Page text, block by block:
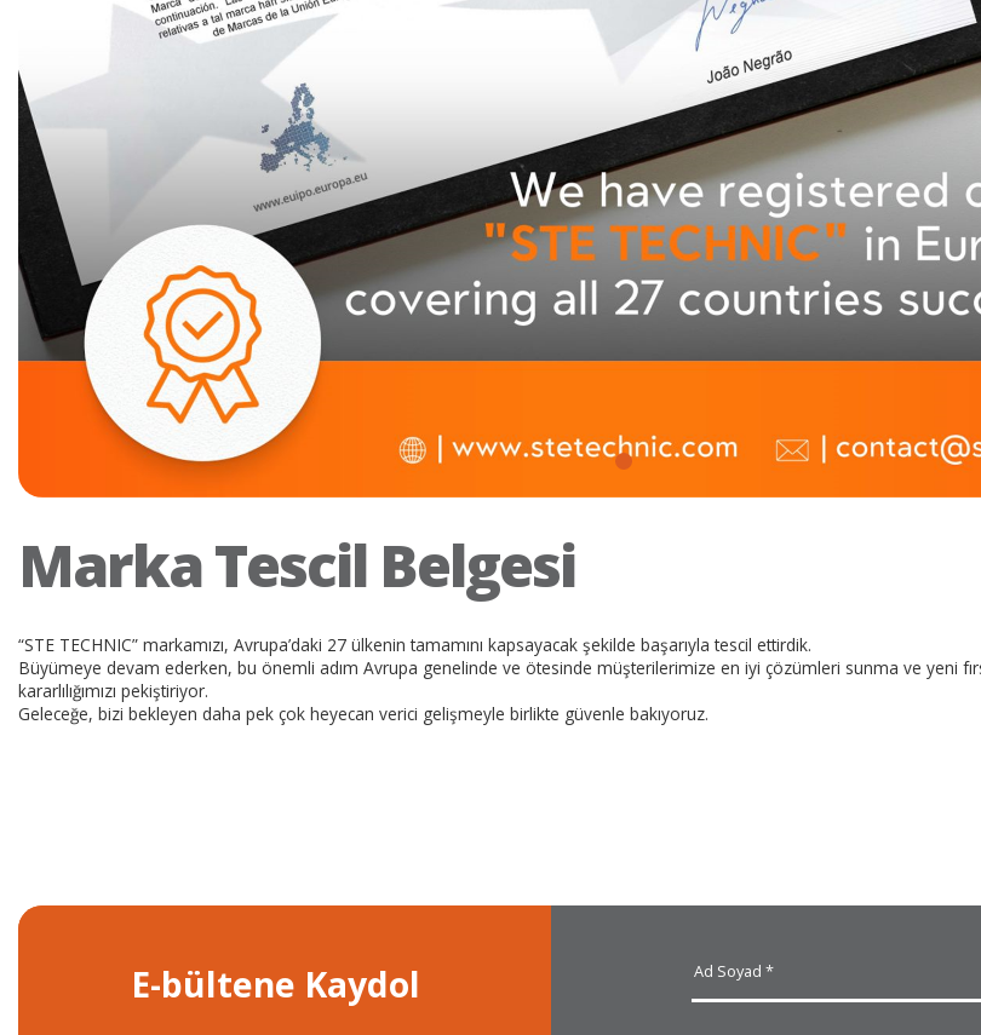
Marka Tescil Belgesi
“STE TECHNIC” markamızı, Avrupa’daki 27 ülkenin tamamını kapsayacak şekilde başarıyla tescil ettirdik.
Büyümeye devam ederken, bu önemli adım Avrupa genelinde ve ötesinde müşterilerimize en iyi çözümleri sunma ve yeni
kararlılığımızı pekiştiriyor.
Geleceğe, bizi bekleyen daha pek çok heyecan verici gelişmeyle birlikte güvenle bakıyoruz.
2025 Dijital
Katalog
Tanıtım
E-bültene Kaydol